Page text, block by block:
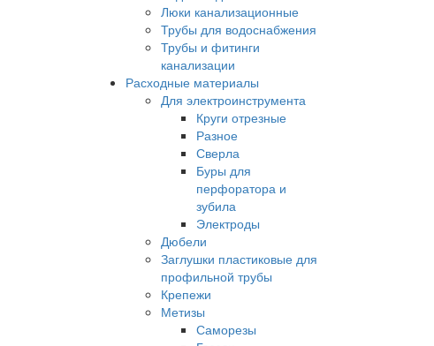
Люки канализационные
Трубы для водоснабжения
Трубы и фитинги
канализации
Расходные материалы
Для электроинструмента
Круги отрезные
Разное
Сверла
Буры для
перфоратора и
зубила
Электроды
Дюбели
Заглушки пластиковые для
профильной трубы
Крепежи
Метизы
Саморезы